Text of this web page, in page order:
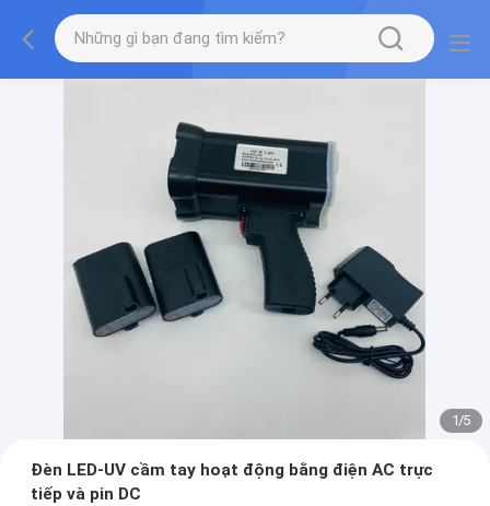
2/5
Đèn LED-UV cầm tay hoạt động bằng điện AC trực
tiếp và pin DC